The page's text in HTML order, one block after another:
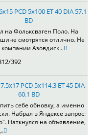
PCD 5x100 ET 40 DIA 57.1
BD
на Фольксваген Поло. На
смотрятся отлично. Не
Азовдиск...
392
7.5x17 PCD 5x114.3 ET 45 DIA
60.1 BD
себе обновку, а именно
Набрал в Яндексе запрос:
Наткнулся на объявление,